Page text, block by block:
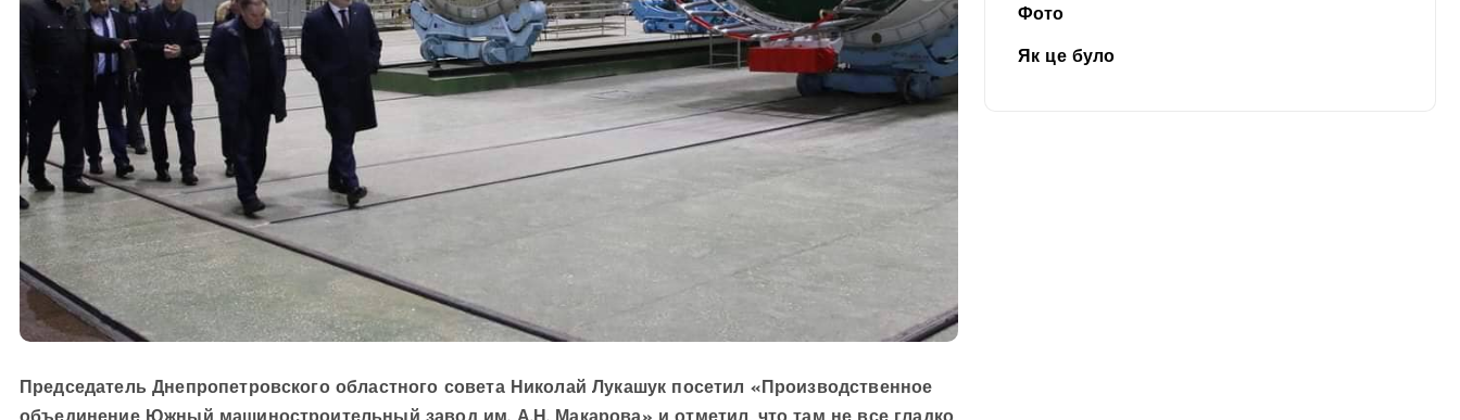
Председатель Днепропетровского областного совета Николай Лукашук посетил «Производственное
Фото
Як це було